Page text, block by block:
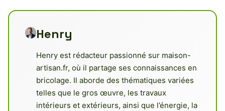
Henry
Henry est rédacteur passionné sur maison-
artisan.fr, où il partage ses connaissances en
bricolage. Il aborde des thématiques variées
telles que le gros œuvre, les travaux
intérieurs et extérieurs, ainsi que l’énergie, la